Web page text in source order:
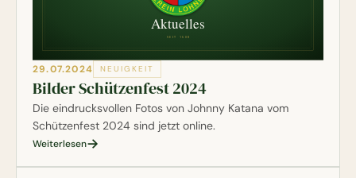
29.07.2024 NEUIGKEIT
Bilder Schützenfest 2024
Die eindrucksvollen Fotos von Johnny Katana vom
Schützenfest 2024 sind jetzt online.
Weiterlesen